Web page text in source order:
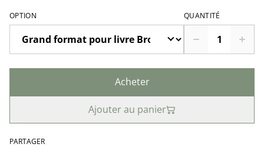
OPTION QUANTITÉ
Acheter
Ajouter au panier
PARTAGER